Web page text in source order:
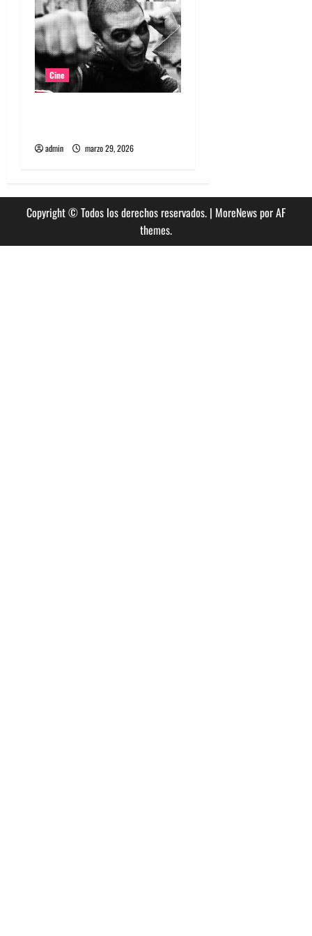
Cine
admin marzo 29, 2026
Copyright © Todos los derechos reservados. | MoreNewspor AF
themes.